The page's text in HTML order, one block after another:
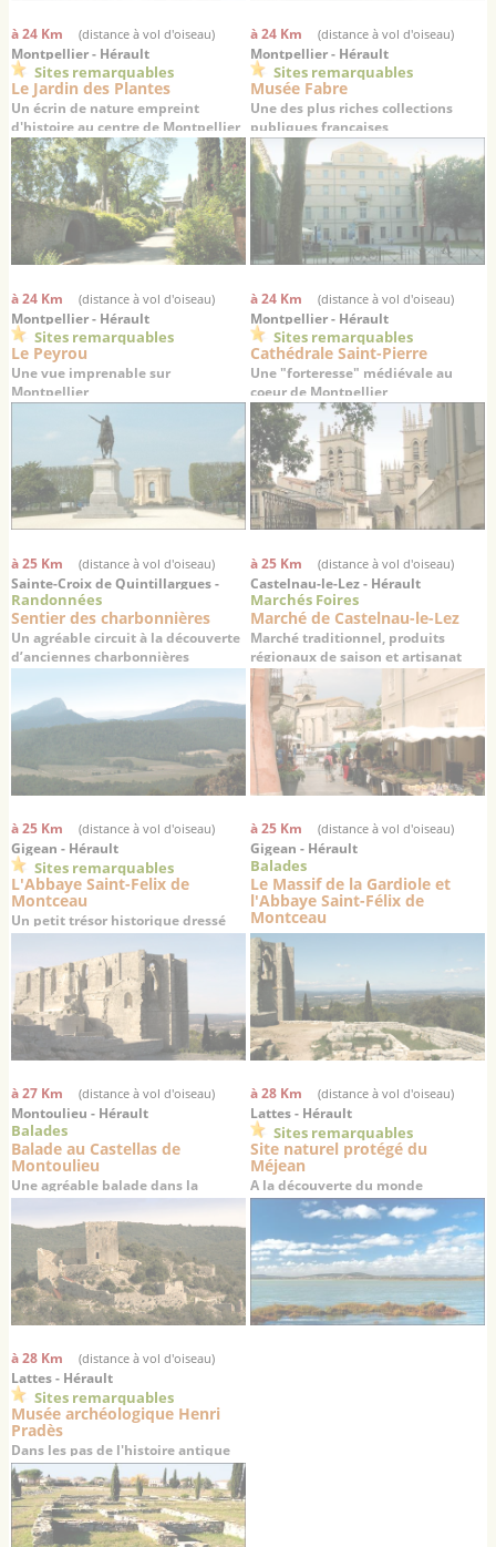
à 24 Km (distance à vol d'oiseau)
Montpellier - Hérault
Sites remarquables
Le Jardin des Plantes
Un écrin de nature empreint
d'histoire au centre de Montpellier
à 24 Km (distance à vol d'oiseau)
Montpellier - Hérault
Sites remarquables
Musée Fabre
Une des plus riches collections
publiques françaises
à 24 Km (distance à vol d'oiseau)
Montpellier - Hérault
Sites remarquables
Le Peyrou
Une vue imprenable sur
Montpellier
à 24 Km (distance à vol d'oiseau)
Montpellier - Hérault
Sites remarquables
Cathédrale Saint-Pierre
Une "forteresse" médiévale au
coeur de Montpellier
à 25 Km (distance à vol d'oiseau)
Sainte-Croix de Quintillargues -
Hérault
Randonnées
Sentier des charbonnières
Un agréable circuit à la découverte
d’anciennes charbonnières
à 25 Km (distance à vol d'oiseau)
Castelnau-le-Lez - Hérault
Marchés Foires
Marché de Castelnau-le-Lez
Marché traditionnel, produits
régionaux de saison et artisanat
à 25 Km (distance à vol d'oiseau)
Gigean - Hérault
Sites remarquables
L'Abbaye Saint-Felix de
Montceau
Un petit trésor historique dressé
sur un promontoire offrant une
superbe vue sur la plaine de
Gigean
à 25 Km (distance à vol d'oiseau)
Gigean - Hérault
Balades
Le Massif de la Gardiole et
l'Abbaye Saint-Félix de
Montceau
à 27 Km (distance à vol d'oiseau)
Montoulieu - Hérault
Balades
Balade au Castellas de
Montoulieu
Une agréable balade dans la
garrigue à la découverte des ruines
d’un château médiéval du 12ème
à 28 Km (distance à vol d'oiseau)
Lattes - Hérault
Sites remarquables
Site naturel protégé du
Méjean
A la découverte du monde
lagunaire languedocien
à 28 Km (distance à vol d'oiseau)
Lattes - Hérault
Sites remarquables
Musée archéologique Henri
Pradès
Dans les pas de l'histoire antique
du Languedoc…